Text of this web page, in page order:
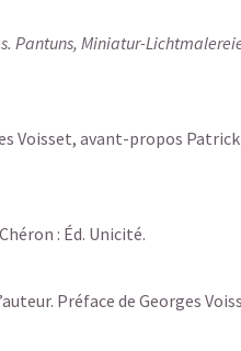
Pantuns, Miniatur-
Voisset, avant-propos
: Éd. Unicité.
Préface de Georges